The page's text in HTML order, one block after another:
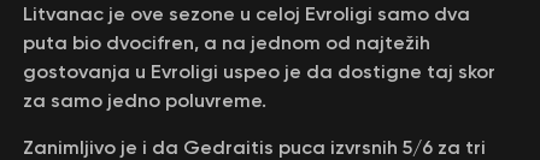
Litvanac je ove sezone u celoj Evroligi samo dva
puta bio dvocifren, a na jednom od najtežih
gostovanja u Evroligi uspeo je da dostigne taj skor
za samo jedno poluvreme.
Zanimljivo je i da Gedraitis puca izvrsnih 5/6 za tri